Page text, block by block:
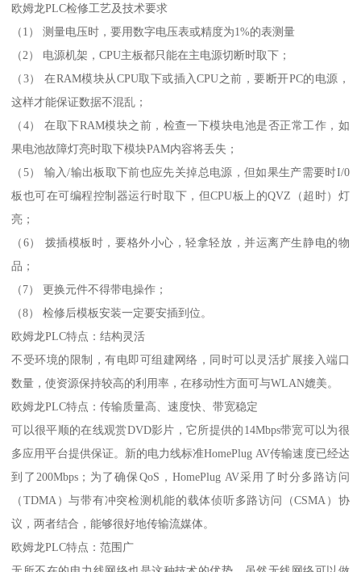
欧姆龙PLC检修工艺及技术要求
（1） 测量电压时，要用数字电压表或精度为1%的表测量
（2） 电源机架，CPU主板都只能在主电源切断时取下；
（3） 在RAM模块从CPU取下或插入CPU之前，要断开PC的电源，
这样才能保证数据不混乱；
（4） 在取下RAM模块之前，检查一下模块电池是否正常工作，如
果电池故障灯亮时取下模块PAM内容将丢失；
（5） 输入/输出板取下前也应先关掉总电源，但如果生产需要时I/0
板也可在可编程控制器运行时取下，但CPU板上的QVZ（超时）灯
亮；
（6） 拨插模板时，要格外小心，轻拿轻放，并运离产生静电的物
品；
（7） 更换元件不得带电操作；
（8） 检修后模板安装一定要安插到位。
欧姆龙PLC特点：结构灵活
不受环境的限制，有电即可组建网络，同时可以灵活扩展接入端口
数量，使资源保持较高的利用率，在移动性方面可与WLAN媲美。
欧姆龙PLC特点：传输质量高、速度快、带宽稳定
可以很平顺的在线观赏DVD影片，它所提供的14Mbps带宽可以为很
多应用平台提供保证。新的电力线标准HomePlug AV传输速度已经达
到了200Mbps；为了确保QoS，HomePlug AV采用了时分多路访问
（TDMA）与带有冲突检测机能的载体侦听多路访问（CSMA）协
议，两者结合，能够很好地传输流媒体。
欧姆龙PLC特点：范围广